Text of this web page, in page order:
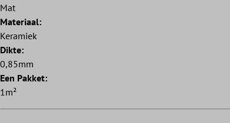
Mat
Materiaal:
Keramiek
Dikte:
0,85mm
Een Pakket:
1m²